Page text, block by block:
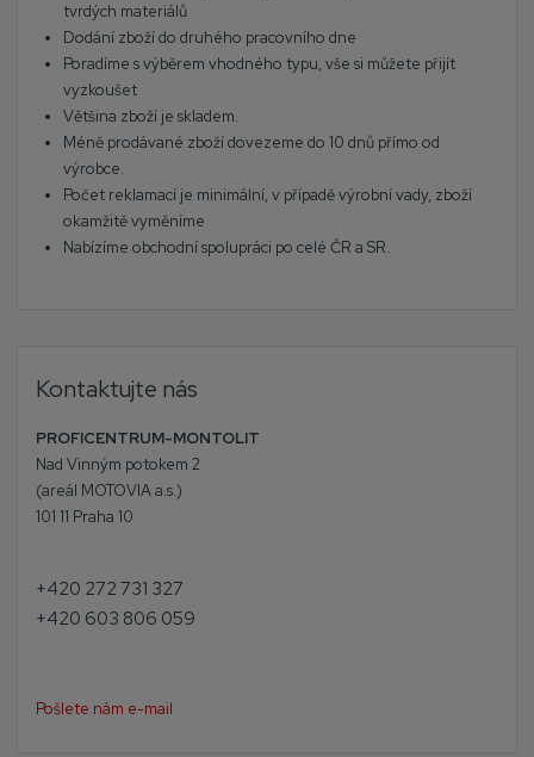
tvrdých materiálů
Dodání zboží do druhého pracovního dne
Poradíme s výběrem vhodného typu, vše si můžete přijít
vyzkoušet
Většina zboží je skladem.
Méně prodávané zboží dovezeme do 10 dnů přímo od
výrobce.
Počet reklamací je minimální, v případě výrobní vady, zboží
okamžitě vyměníme
Nabízíme obchodní spolupráci po celé ČR a SR.
Kontaktujte nás
PROFICENTRUM-MONTOLIT
Nad Vinným potokem 2
(areál MOTOVIA a.s.)
101 11 Praha 10
+420 272 731 327
+420 603 806 059
Pošlete nám e-mail